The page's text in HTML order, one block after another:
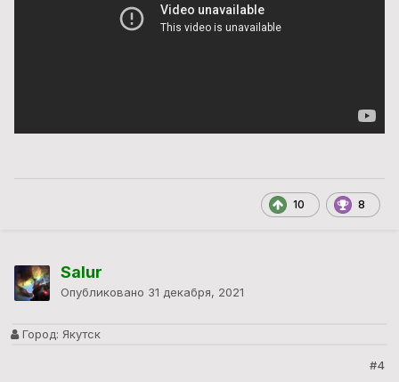
10 8
Salur
Опубликовано 31 декабря, 2021
Город: Якутск
#4